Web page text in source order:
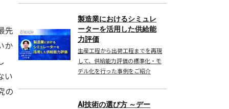
先
か
い
の
製造業におけるシミュレ
ーターを活用した供給能
力評価
生産工程から出荷工程までを再現
して、供給能力評価の標準化・モ
デル化を行った事例をご紹介
AI技術の選び方 ～デー